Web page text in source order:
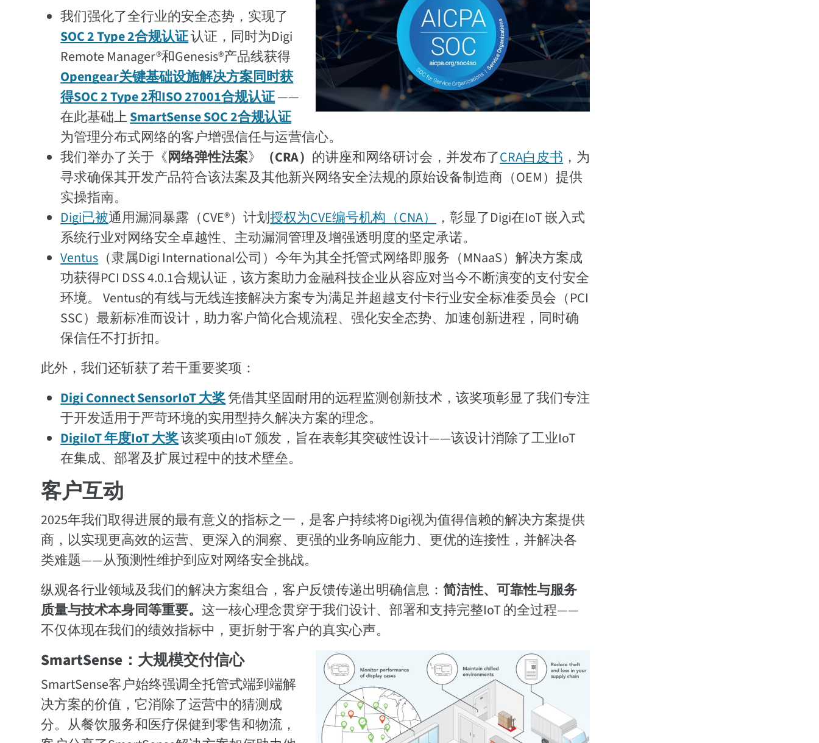
我们强化了全行业的安全态势，实现了
SOC 2 Type 2合规认证认证，同时为Digi
Remote Manager®和Genesis®产品线获得
Opengear关键基础设施解决方案同时获
得SOC 2 Type 2和ISO 27001合规认证——
在此基础上SmartSense SOC 2合规认证
为管理分布式网络的客户增强信任与运营信心。
我们举办了关于《网络弹性法案》 （CRA） 的讲座和网络研讨会，并发布了CRA白皮书 ，为
寻求确保其开发产品符合该法案及其他新兴网络安全法规的原始设备制造商（OEM）提供
实操指南。
Digi已被通用漏洞暴露（CVE®）计划授权为CVE编号机构（CNA）
，彰显了Digi在IoT 嵌入式
系统行业对网络安全卓越性、主动漏洞管理及增强透明度的坚定承诺。
Ventus （隶属Digi International公司）今年为其全托管式网络即服务（MNaaS）解决方案成
功获得PCI DSS 4.0.1合规认证，该方案助力金融科技企业从容应对当今不断演变的支付安全
环境。 Ventus的有线与无线连接解决方案专为满足并超越支付卡行业安全标准委员会（PCI
SSC）最新标准而设计，助力客户简化合规流程、强化安全态势、加速创新进程，同时确
保信任不打折扣。
此外，我们还斩获了若干重要奖项：
Digi Connect SensorIoT 大奖凭借其坚固耐用的远程监测创新技术，该奖项彰显了我们专注
于开发适用于严苛环境的实用型持久解决方案的理念。
DigiIoT 年度IoT 大奖该奖项由IoT 颁发，旨在表彰其突破性设计——该设计消除了工业IoT
在集成、部署及扩展过程中的技术壁垒。
客户互动
2025年我们取得进展的最有意义的指标之一，是客户持续将Digi视为值得信赖的解决方案提供
商，以实现更高效的运营、更深入的洞察、更强的业务响应能力、更优的连接性，并解决各
类难题——从预测性维护到应对网络安全挑战。
纵观各行业领域及我们的解决方案组合，客户反馈传递出明确信息：简洁性、可靠性与服务
质量与技术本身同等重要。这一核心理念贯穿于我们设计、部署和支持完整IoT 的全过程——
不仅体现在我们的绩效指标中，更折射于客户的真实心声。
SmartSense：大规模交付信心
SmartSense客户始终强调全托管式端到端解
决方案的价值，它消除了运营中的猜测成
分。从餐饮服务和医疗保健到零售和物流，